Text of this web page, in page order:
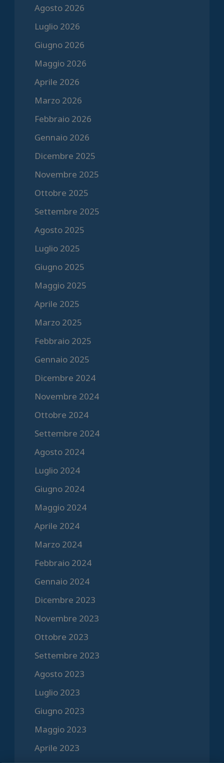
Agosto 2026
Luglio 2026
Giugno 2026
Maggio 2026
Aprile 2026
Marzo 2026
Febbraio 2026
Gennaio 2026
Dicembre 2025
Novembre 2025
Ottobre 2025
Settembre 2025
Agosto 2025
Luglio 2025
Giugno 2025
Maggio 2025
Aprile 2025
Marzo 2025
Febbraio 2025
Gennaio 2025
Dicembre 2024
Novembre 2024
Ottobre 2024
Settembre 2024
Agosto 2024
Luglio 2024
Giugno 2024
Maggio 2024
Aprile 2024
Marzo 2024
Febbraio 2024
Gennaio 2024
Dicembre 2023
Novembre 2023
Ottobre 2023
Settembre 2023
Agosto 2023
Luglio 2023
Giugno 2023
Maggio 2023
Aprile 2023